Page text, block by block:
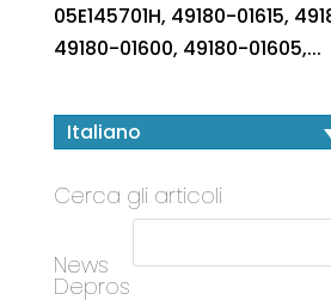
05E145701H, 49180-01615,
49180-01600, 49180-01605,...
Italiano
Cerca gli articoli
News
Depros